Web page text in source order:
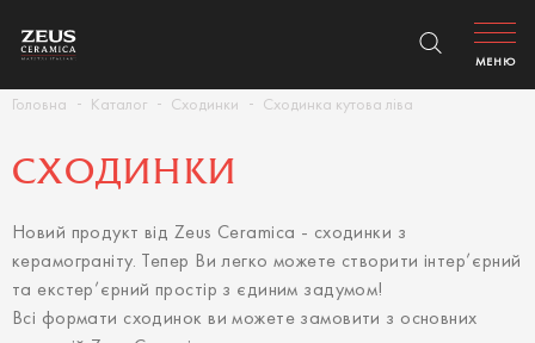
Головна Каталог Сходинки Сходинка кутова ліва
МЕНЮ
СХОДИНКИ
Новий продукт від Zeus Ceramica - сходинки з
керамограніту. Тепер Ви легко можете створити інтер’єрний
та екстер’єрний простір з єдиним задумом!
Всі формати сходинок ви можете замовити з основних